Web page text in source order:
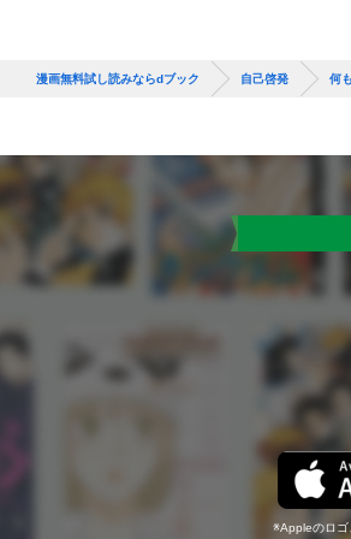
漫画無料試し読みならdブック 自己啓発 何
Appleのロゴ